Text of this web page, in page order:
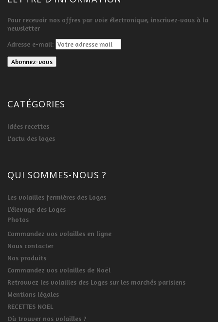
Pour recevoir nos offres par voie électronique, inscrivez-vous à la
newsletter
Adresse e-mail:
CATÉGORIES
Idées recettes
L'actu des loges
QUI SOMMES-NOUS ?
Les volailles fermières des Loges
L’élevage des Loges
Photos
Commandez vos volailles en ligne
Nous contacter
Nos produits
Commandez vos volailles de Noël
Retrouvez les volailles des Loges sur les marchés parisiens
Mentions légales
RECETTES NOEL
Où trouver nos volailles ?